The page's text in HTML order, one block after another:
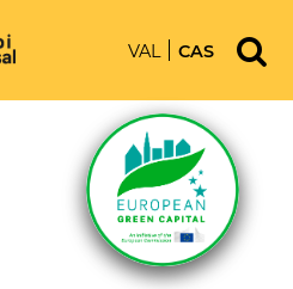
VAL CAS